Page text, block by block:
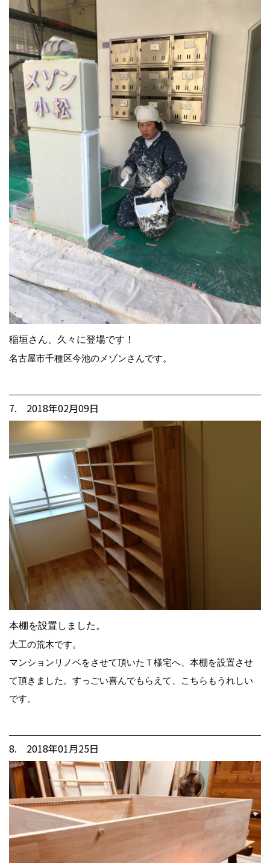
稲垣さん、久々に登場です！
名古屋市千種区今池のメゾンさんです。
7. 2018年02月09日
本棚を設置しました。
大工の荒木です。
マンションリノベをさせて頂いたＴ様宅へ、本棚を設置させ
て頂きました。すっごい喜んでもらえて、こちらもうれしい
です。
8. 2018年01月25日